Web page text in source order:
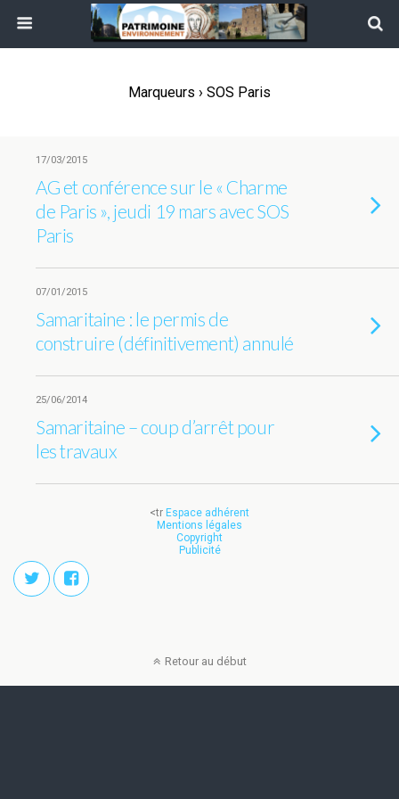
Marqueurs › SOS Paris
17/03/2015
AG et conférence sur le « Charme
de Paris », jeudi 19 mars avec SOS
Paris
07/01/2015
Samaritaine : le permis de
construire (définitivement) annulé
25/06/2014
Samaritaine – coup d’arrêt pour
les travaux
<tr Espace adhérent
Mentions légales
Copyright
Publicité
Retour au début